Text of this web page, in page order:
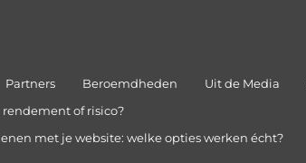
Partners Beroemdheden Uit de Media
of risico?
met je website: welke opties werken écht?